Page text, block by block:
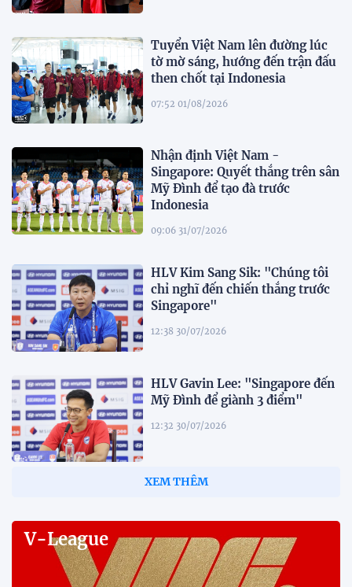
Tuyển Việt Nam lên đường lúc
tờ mờ sáng, hướng đến trận đấu
then chốt tại Indonesia
07:52 01/08/2026
Nhận định Việt Nam -
Singapore: Quyết thắng trên sân
Mỹ Đình để tạo đà trước
Indonesia
09:06 31/07/2026
HLV Kim Sang Sik: "Chúng tôi
chỉ nghĩ đến chiến thắng trước
Singapore"
12:38 30/07/2026
HLV Gavin Lee: "Singapore đến
Mỹ Đình để giành 3 điểm"
12:32 30/07/2026
12:20 30/07/2026